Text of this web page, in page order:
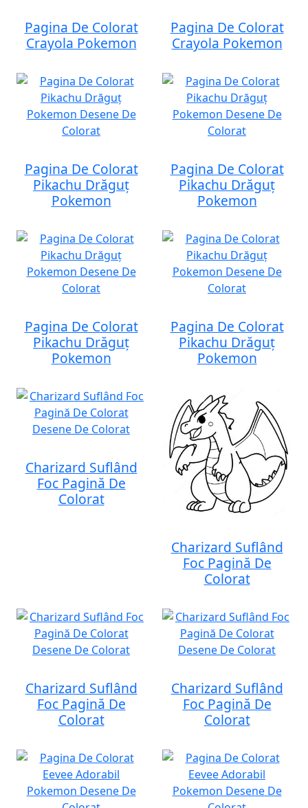
Pagina De Colorat
Crayola Pokemon
Pagina De Colorat
Crayola Pokemon
Pagina De Colorat
Pikachu Drăguț
Pokemon
Pagina De Colorat
Pikachu Drăguț
Pokemon
Pagina De Colorat
Pikachu Drăguț
Pokemon
Pagina De Colorat
Pikachu Drăguț
Pokemon
Charizard Suflând
Foc Pagină De
Colorat
Charizard Suflând
Foc Pagină De
Colorat
Charizard Suflând
Foc Pagină De
Colorat
Charizard Suflând
Foc Pagină De
Colorat